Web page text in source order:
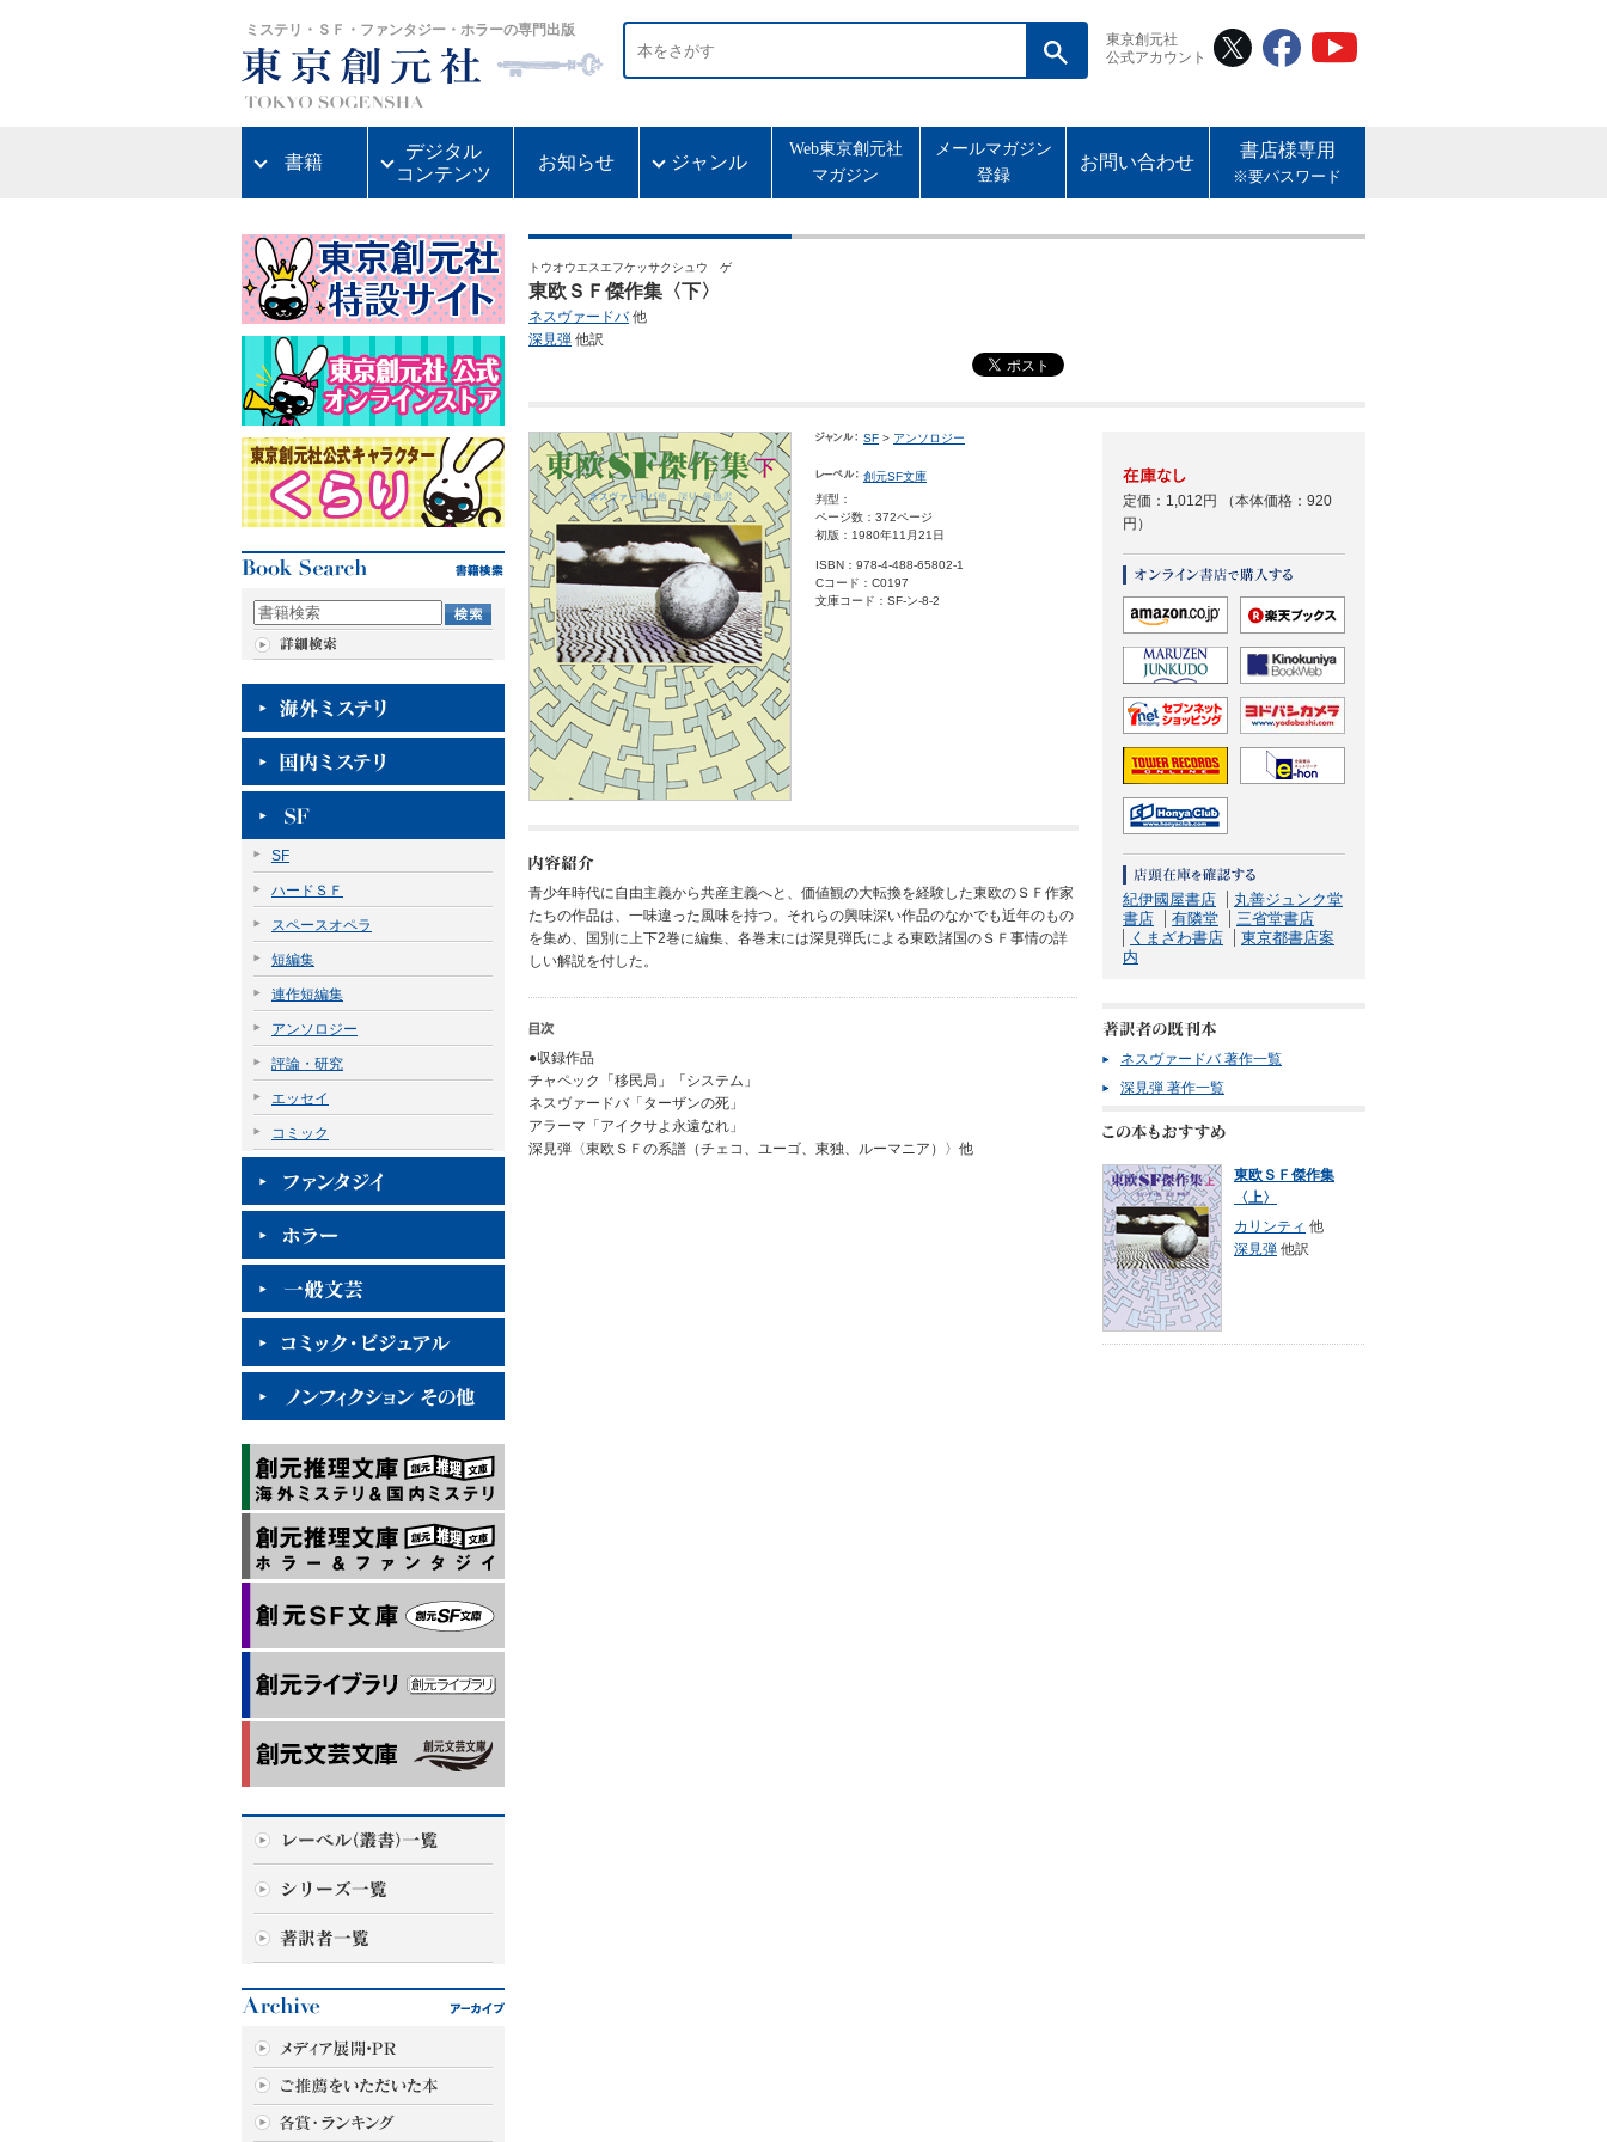
ミステリ・ＳＦ・ファンタジー・ホラーの専門出版
東京創元社
公式アカウント
書籍
デジタル
コンテンツ
お知らせ ジャンル
Web東京創元社
マガジン
メールマガジン
登録
お問い合わせ
書店様専用
※要パスワード
SF
ハードＳＦ
スペースオペラ
短編集
連作短編集
アンソロジー
評論・研究
エッセイ
コミック
トウオウエスエフケッサクシュウ ゲ
東欧ＳＦ傑作集〈下〉
ネスヴァードバ他
深見弾 他訳
定価：1,012円
（本体価格：920
円）
紀伊國屋書店
丸善ジュンク堂
書店
有隣堂
三省堂書店
くまざわ書店
東京都書店案
内
ネスヴァードバ 著作一覧
深見弾 著作一覧
東欧ＳＦ傑作集
〈上〉
カリンティ 他
深見弾 他訳
SF > アンソロジー
創元SF文庫
判型：
ページ数：372ページ
初版：1980年11月21日
ISBN：978-4-488-65802-1
Cコード：C0197
文庫コード：SF-ン-8-2
青少年時代に自由主義から共産主義へと、価値観の大転換を経験した東欧のＳＦ作家
たちの作品は、一味違った風味を持つ。それらの興味深い作品のなかでも近年のもの
を集め、国別に上下2巻に編集、各巻末には深見弾氏による東欧諸国のＳＦ事情の詳
しい解説を付した。
●収録作品
チャペック「移民局」「システム」
ネスヴァードバ「ターザンの死」
アラーマ「アイクサよ永遠なれ」
深見弾〈東欧ＳＦの系譜（チェコ、ユーゴ、東独、ルーマニア）〉他